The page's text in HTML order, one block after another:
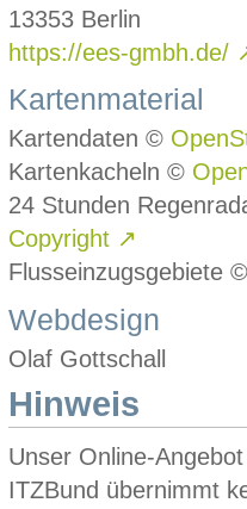
13353 Berlin
https://ees-gmbh.de/
Kartenmaterial
Kartendaten ©
Kartenkacheln ©
24 Stunden
Copyright ↗
Flusseinzugsgebiete
Webdesign
Olaf Gottschall
Hinweis
Unser Online-
ITZBund übernimmt